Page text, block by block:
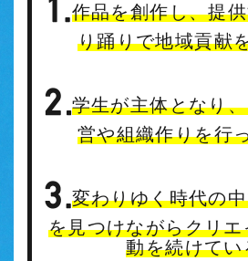
作品を創作し、提
り踊りで地域貢献
学生が主体となり
営や組織作りを行
変わりゆく時代の
を見つけながらクリ
動を続けてい